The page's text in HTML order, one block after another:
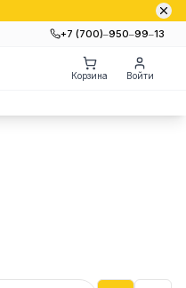
+7 (700)‒950‒99‒13
Корзина Войти